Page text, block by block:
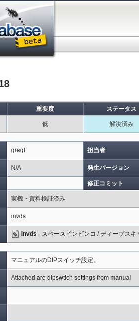
重要度 ステータス
低 解決済み
gregf 担当者
N/A 発生バージョン
修正コミット
実機・資料検証済み
invds
invds - スペースインビンコ / ディープスキ
マニュアルのDIPスイッチ設定。
Attached are dipswtich settings from manual